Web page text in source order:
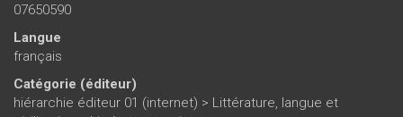
07650590
Langue
français
Catégorie (éditeur)
hiérarchie éditeur 01 (internet) > Littérature, langue et